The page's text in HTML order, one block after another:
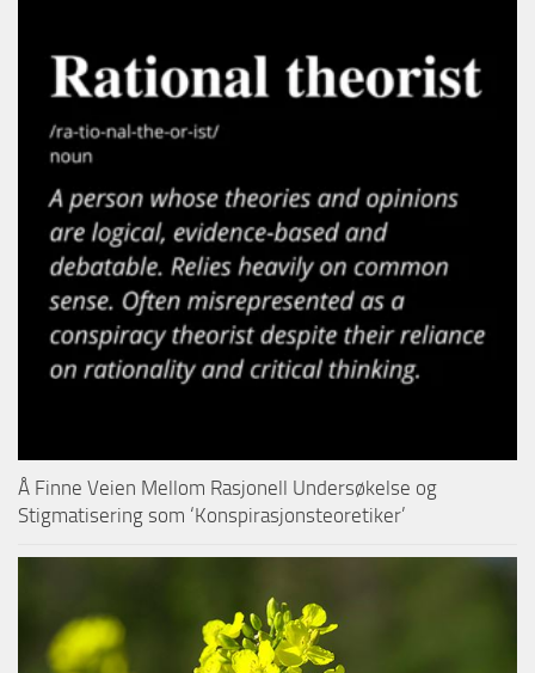
Å Finne Veien Mellom Rasjonell Undersøkelse og
Stigmatisering som ‘Konspirasjonsteoretiker’